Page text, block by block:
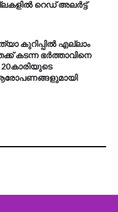
റെ​ഡ് അ​ലർ​ട്ട്
കുറിപ്പിൽ എല്ലാം
കടന്ന ഭർത്താവിനെ